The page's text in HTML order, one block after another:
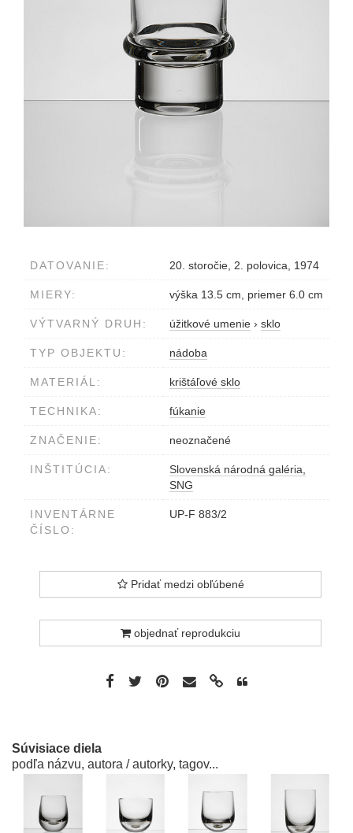
DATOVANIE: 20. storočie, 2. polovica, 1974
MIERY: výška 13.5 cm, priemer 6.0 cm
VÝTVARNÝ DRUH: úžitkové umenie › sklo
TYP OBJEKTU: nádoba
MATERIÁL: krištáľové sklo
TECHNIKA: fúkanie
ZNAČENIE: neoznačené
INŠTITÚCIA:
Slovenská národná galéria,
SNG
INVENTÁRNE
ČÍSLO:
UP-F 883/2
Pridať medzi obľúbené
objednať reprodukciu
Súvisiace diela
podľa názvu, autora / autorky, tagov...